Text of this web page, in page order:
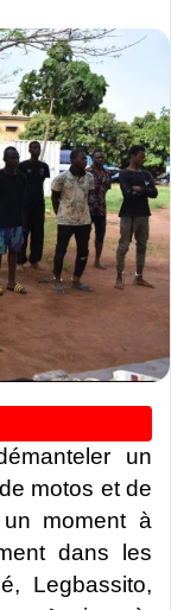
un
motos et de
moment à
dans les
Legbassito,